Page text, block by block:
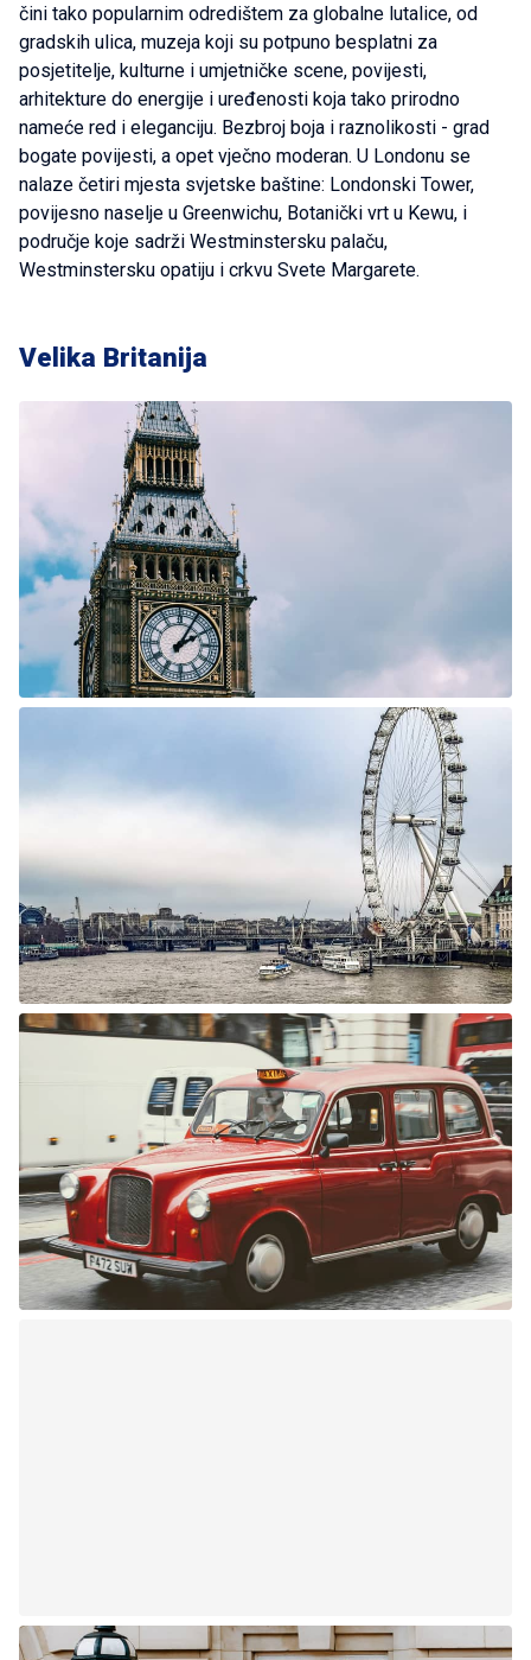
čini tako popularnim odredištem za globalne lutalice, od
gradskih ulica, muzeja koji su potpuno besplatni za
posjetitelje, kulturne i umjetničke scene, povijesti,
arhitekture do energije i uređenosti koja tako prirodno
nameće red i eleganciju. Bezbroj boja i raznolikosti - grad
bogate povijesti, a opet vječno moderan. U Londonu se
nalaze četiri mjesta svjetske baštine: Londonski Tower,
povijesno naselje u Greenwichu, Botanički vrt u Kewu, i
područje koje sadrži Westminstersku palaču,
Westminstersku opatiju i crkvu Svete Margarete.
Velika Britanija